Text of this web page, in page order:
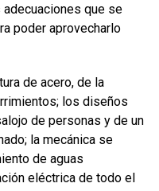
que se
poder aprovecharlo
de acero, de la
los diseños
de personas y de un
la mecánica se
de aguas
eléctrica de todo el